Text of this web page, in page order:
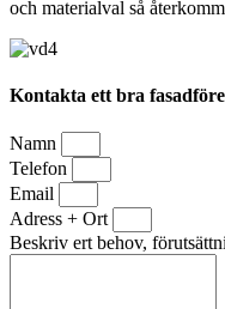
och materialval så
Kontakta ett bra
Namn
Telefon
Email
Adress + Ort
Beskriv ert behov,